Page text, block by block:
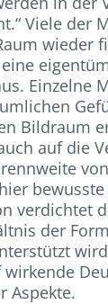
Viele der
wieder
Einzelne
Bildraum
auf die
verdichtet
der
Aspekte.